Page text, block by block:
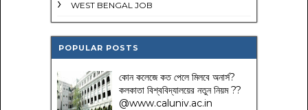
WEST BENGAL JOB
POPULAR POSTS
কোন কলেজে কত পেলে মিলবে অনার্স?
কলকাতা বিশ্ববিদ্যালয়ের নতুন নিয়ম??
@www.caluniv.ac.in